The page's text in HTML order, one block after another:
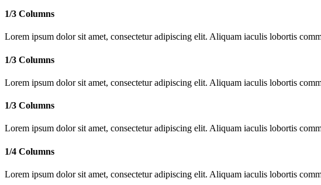
1/3 Columns
Lorem ipsum dolor sit amet, consectetur adipiscing elit. Aliquam iaculis lobortis
1/3 Columns
Lorem ipsum dolor sit amet, consectetur adipiscing elit. Aliquam iaculis lobortis
1/3 Columns
Lorem ipsum dolor sit amet, consectetur adipiscing elit. Aliquam iaculis lobortis
1/4 Columns
Lorem ipsum dolor sit amet, consectetur adipiscing elit. Aliquam iaculis lobortis